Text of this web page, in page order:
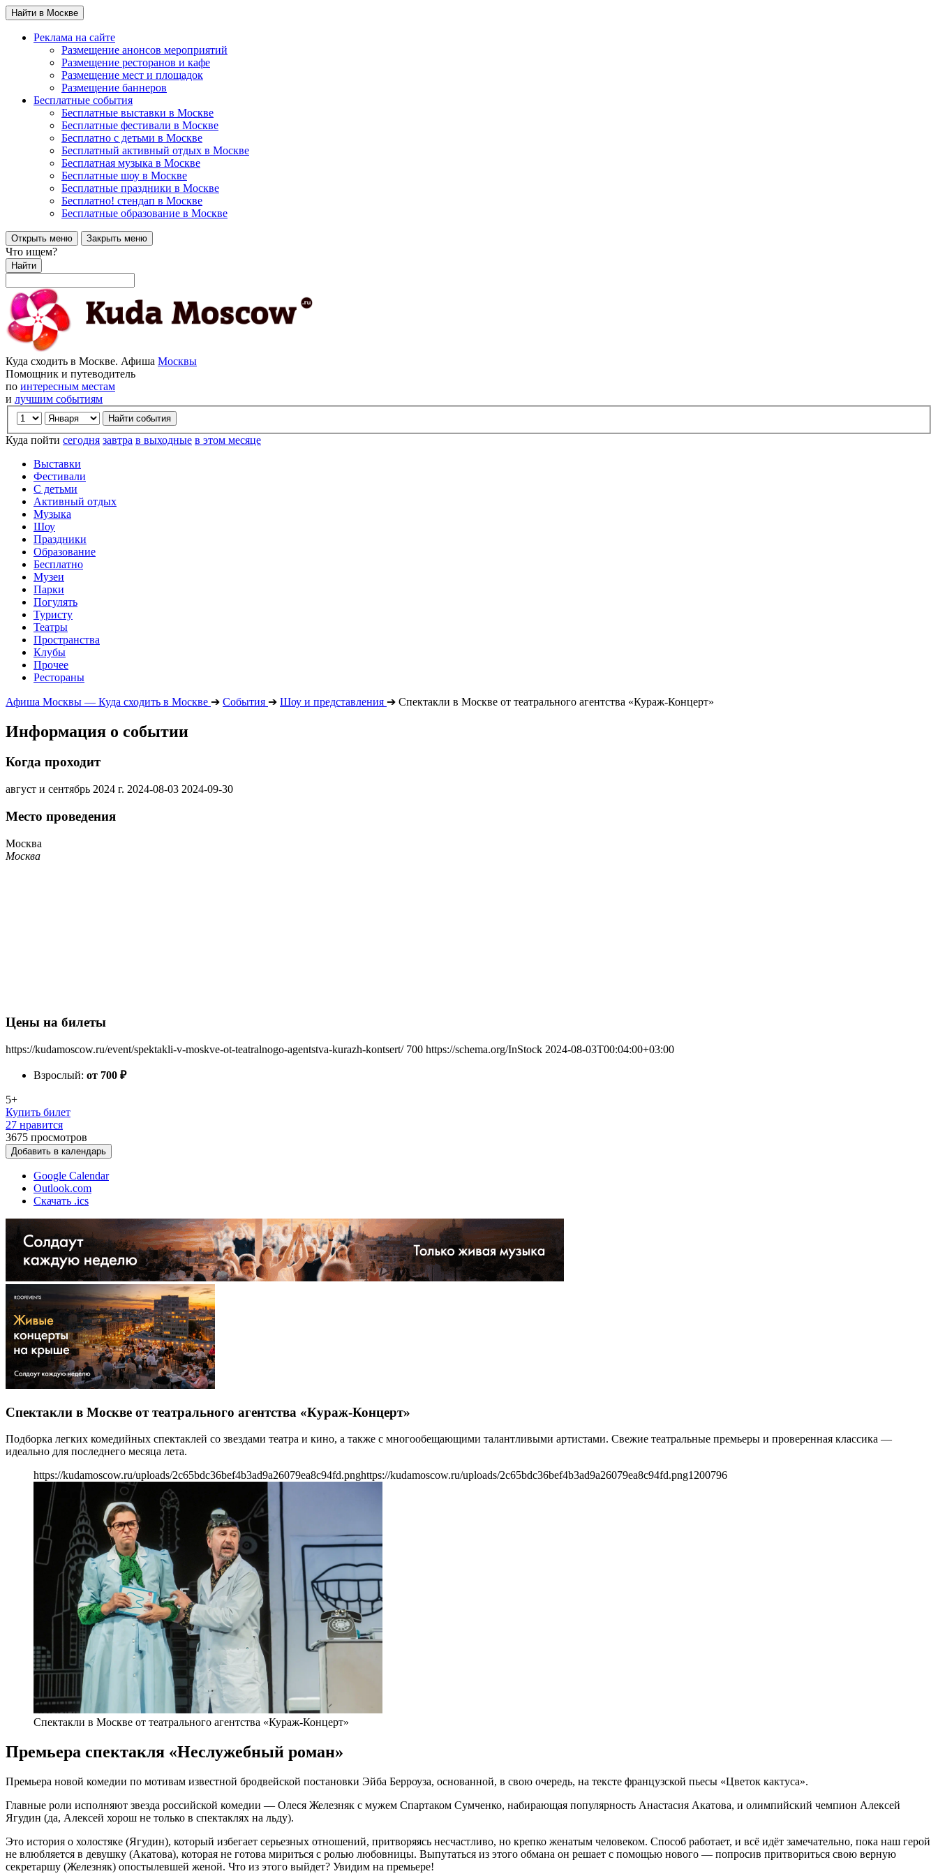
Найти в Москве
Реклама на сайте
Размещение анонсов мероприятий
Размещение ресторанов и кафе
Размещение мест и площадок
Размещение баннеров
Бесплатные события
Бесплатные выставки в Москве
Бесплатные фестивали в Москве
Бесплатно с детьми в Москве
Бесплатный активный отдых в Москве
Бесплатная музыка в Москве
Бесплатные шоу в Москве
Бесплатные праздники в Москве
Бесплатно! стендап в Москве
Бесплатные образование в Москве
Открыть меню Закрыть меню
Что ищем?
Найти
Куда сходить в Москве. Афиша Москвы
Помощник и путеводитель
по интересным местам
и лучшим событиям
Куда пойти сегодня завтра в выходные в этом месяце
Выставки
Фестивали
С детьми
Активный отдых
Музыка
Шоу
Праздники
Образование
Бесплатно
Музеи
Парки
Погулять
Туристу
Театры
Пространства
Клубы
Прочее
Рестораны
Афиша Москвы — Куда сходить в Москве ➔ События ➔ Шоу и представления ➔ Спектакли в Москве от театрального агентства «Кураж-Концерт»
Информация о событии
Когда проходит
август и сентябрь 2024 г. 2024-08-03 2024-09-30
Место проведения
Москва
Москва
Цены на билеты
https://kudamoscow.ru/event/spektakli-v-moskve-ot-teatralnogo-agentstva-kurazh-kontsert/ 700 https://schema.org/InStock 2024-08-03T00:04:00+03:00
Взрослый: от 700 ₽
5+
Купить билет
27 нравится
3675 просмотров
Добавить в календарь
Google Calendar
Outlook.com
Скачать .ics
Спектакли в Москве от театрального агентства «Кураж-Концерт»
Подборка легких комедийных спектаклей со звездами театра и кино, а также с многообещающими талантливыми артистами. Свежие театральные премьеры и проверенная классика —
идеально для последнего месяца лета.
https://kudamoscow.ru/uploads/2c65bdc36bef4b3ad9a26079ea8c94fd.pnghttps://kudamoscow.ru/uploads/2c65bdc36bef4b3ad9a26079ea8c94fd.png1200796
Спектакли в Москве от театрального агентства «Кураж-Концерт»
Премьера спектакля «Неслужебный роман»
Премьера новой комедии по мотивам известной бродвейской постановки Эйба Берроуза, основанной, в свою очередь, на тексте французской пьесы «Цветок кактуса».
Главные роли исполняют звезда российской комедии — Олеся Железняк с мужем Спартаком Сумченко, набирающая популярность Анастасия Акатова, и олимпийский чемпион Алексей
Ягудин (да, Алексей хорош не только в спектаклях на льду).
Это история о холостяке (Ягудин), который избегает серьезных отношений, притворяясь несчастливо, но крепко женатым человеком. Способ работает, и всё идёт замечательно, пока наш герой
не влюбляется в девушку (Акатова), которая не готова мириться с ролью любовницы. Выпутаться из этого обмана он решает с помощью нового — попросив притвориться свою верную
секретаршу (Железняк) опостылевшей женой. Что из этого выйдет? Увидим на премьере!